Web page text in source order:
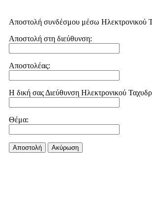
Αποστολή συνδέσμου μέσω Ηλεκτρονικού
Αποστολή στη διεύθυνση:
Αποστολέας:
Η δική σας Διεύθυνση Ηλεκτρονικού
Θέμα:
Αποστολή Aκύρωση